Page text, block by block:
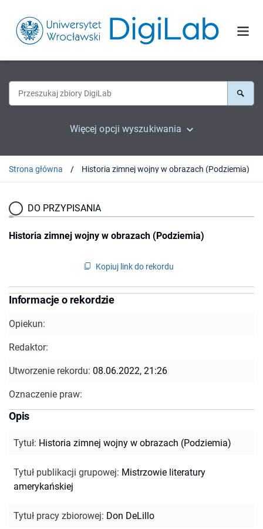
Więcej opcji wyszukiwania
Strona główna Historia zimnej wojny w obrazach (Podziemia)
DO PRZYPISANIA
Historia zimnej wojny w obrazach (Podziemia)
Kopiuj link do rekordu
Informacje o rekordzie
Opiekun:
Redaktor:
Utworzenie rekordu: 08.06.2022, 21:26
Oznaczenie praw:
Opis
Tytuł: Historia zimnej wojny w obrazach (Podziemia)
Tytuł publikacji grupowej: Mistrzowie literatury
amerykańskiej
Tytuł pracy zbiorowej: Don DeLillo